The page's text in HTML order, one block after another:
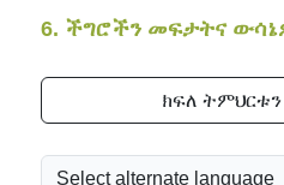
6. ችግሮችን መፍታትና
ክፍለ